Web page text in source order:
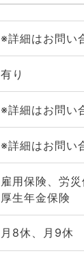
※詳細はお問い
有り
※詳細はお問い
※詳細はお問い
雇用保険、労災
厚生年金保険
月8休、月9休